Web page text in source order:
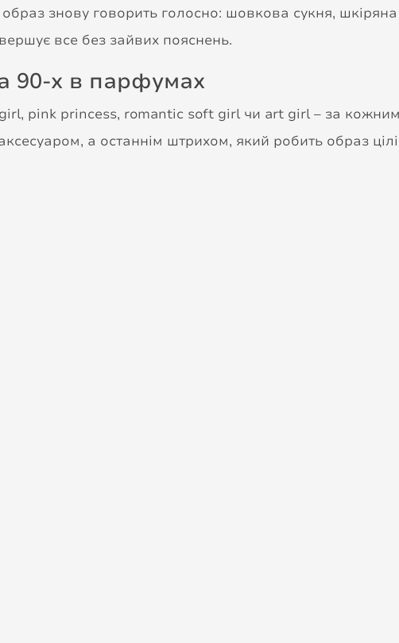
знову говорить голосно: шовкова сукня,
все без зайвих пояснень.
90-х в парфумах
pink princess, romantic soft girl чи art girl – за кожним
а останнім штрихом, який робить образ